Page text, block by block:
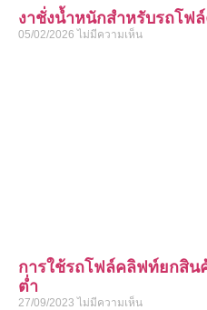
งาชั่งน้ำหนักสำหรับรถโฟ
05/02/2026 ไม่มีความเห็น
การใช้รถโฟล์คลิฟท์ยกสิ
ต่ำ
27/09/2023ไม่มีความเห็น